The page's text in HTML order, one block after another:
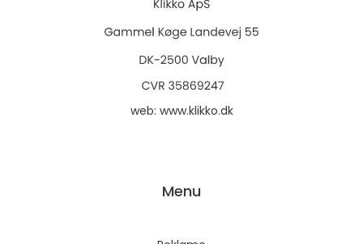
web: www.klikko.dk
Menu